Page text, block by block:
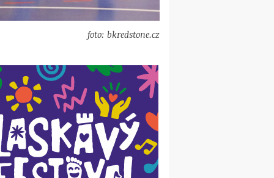
foto: bkredstone.cz